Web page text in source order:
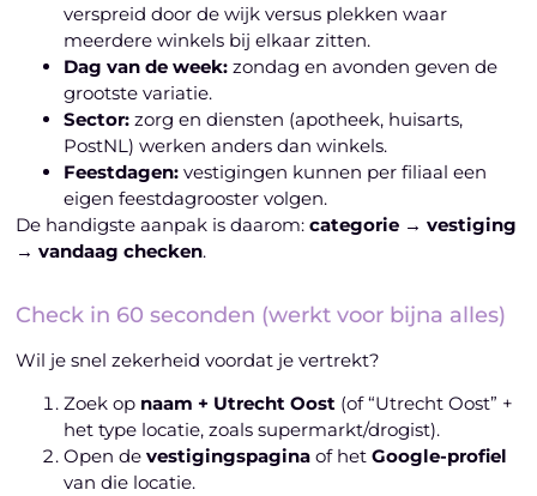
verspreid door de wijk versus plekken waar
meerdere winkels bij elkaar zitten.
Dag van de week: zondag en avonden geven de
grootste variatie.
Sector: zorg en diensten (apotheek, huisarts,
PostNL) werken anders dan winkels.
Feestdagen: vestigingen kunnen per filiaal een
eigen feestdagrooster volgen.
De handigste aanpak is daarom:categorie → vestiging
→ vandaag checken.
Check in 60 seconden (werkt voor bijna alles)
Wil je snel zekerheid voordat je vertrekt?
Zoek op naam + Utrecht Oost (of “Utrecht Oost” +
het type locatie, zoals supermarkt/drogist).
Open devestigingspagina of hetGoogle-profiel
van die locatie.